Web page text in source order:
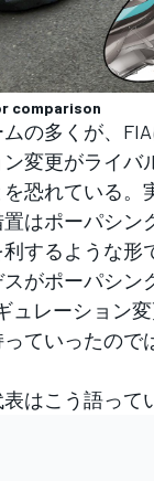
comparison
の多くが、
変更がライバ
恐れている。
はポーパシン
するような形
がポーパシン
ュレーション
ていったので
はこう語って